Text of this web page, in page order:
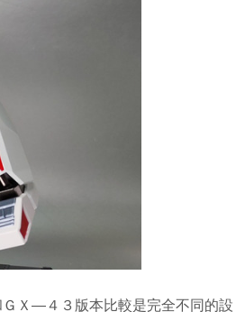
Ｘ—４３版本比較是完全不同的設